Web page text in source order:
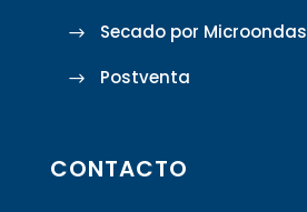
Secado por Microondas
Postventa
CONTACTO